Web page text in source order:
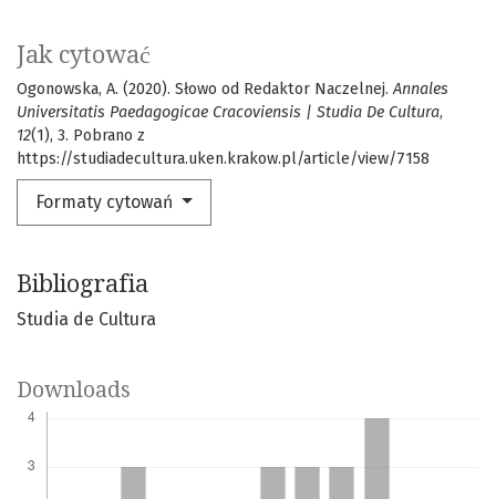
Jak cytować
Ogonowska, A. (2020). Słowo od Redaktor Naczelnej.Annales
Universitatis Paedagogicae Cracoviensis | Studia De Cultura,
12(1), 3. Pobrano z
https://studiadecultura.uken.krakow.pl/article/view/7158
Formaty cytowań
Bibliografia
Studia de Cultura
Downloads